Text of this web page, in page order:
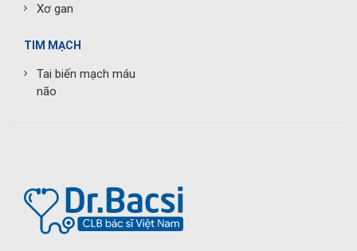
Xơ gan
TIM MẠCH
Tai biến mạch máu
não